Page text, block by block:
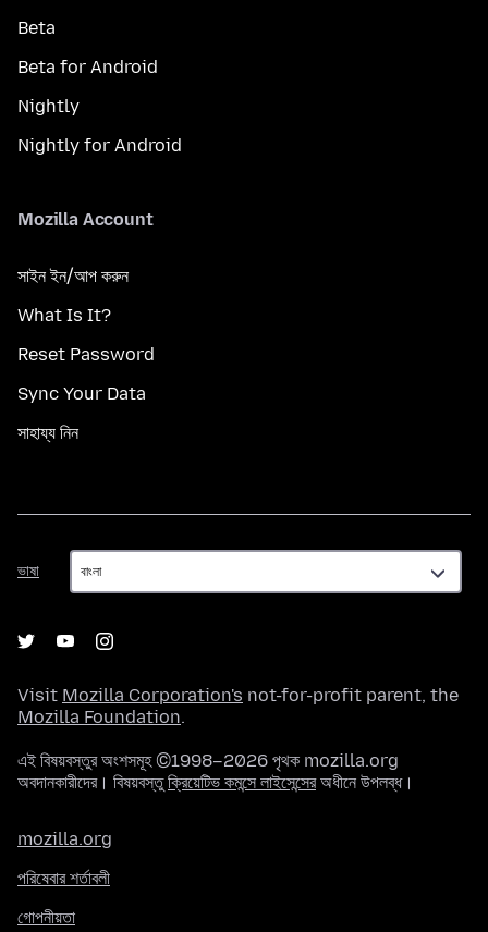
Beta
Beta for Android
Nightly
Nightly for Android
Mozilla Account
সাইন ইন/আপ করুন
What Is It?
Reset Password
Sync Your Data
সাহায্য নিন
ভাষা
ভাষা
Visit Mozilla Corporation's not-for-profit parent, the
Mozilla Foundation.
এই বিষয়বস্তুর অংশসমূহ ©1998–2026 পৃথক mozilla.org
অবদানকারীদের। বিষয়বস্তুক্রিয়েটিভ কমন্সে লাইসেন্সেরঅধীনে উপলব্ধ।
mozilla.org
পরিষেবার শর্তাবলী
গোপনীয়তা